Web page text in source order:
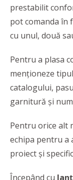
prestabilit
pot comanda în
cu unul, două
Pentru a plasa
menționeze
catalogului,
garnitură și
Pentru orice alt
echipa pentru a
proiect şi
Începând cu